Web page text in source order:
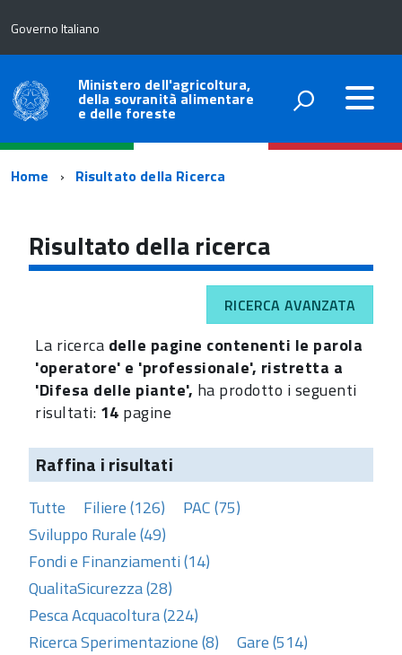
Governo Italiano
Ministero dell'agricoltura,
della sovranità alimentare
e delle foreste
Percorso
navigazione
Home Risultato della Ricerca
Risultato della ricerca
RICERCA AVANZATA
La ricerca delle pagine contenenti le parola
'operatore' e 'professionale', ristretta a
'Difesa delle piante', ha prodotto i seguenti
risultati: 14 pagine
Raffina i risultati
Tutte Filiere (126)
PAC (75)
Sviluppo Rurale (49)
Fondi e Finanziamenti (14)
QualitaSicurezza (28)
Pesca Acquacoltura (224)
Ricerca Sperimentazione (8)
Gare (514)